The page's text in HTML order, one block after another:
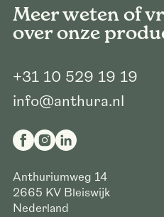
Meer weten of
over onze
+31 10 529 19 19
info@anthura.nl
Anthuriumweg 14
2665 KV Bleiswijk
Nederland